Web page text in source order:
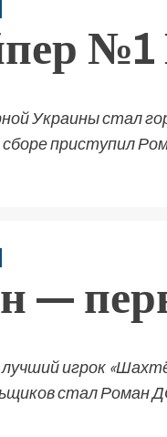
№1
Украины стал
приступил
—
игрок
стал Роман